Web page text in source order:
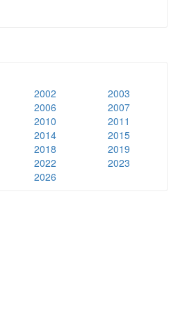
2002
2003
2006
2007
2010
2011
2014
2015
2018
2019
2022
2023
2026